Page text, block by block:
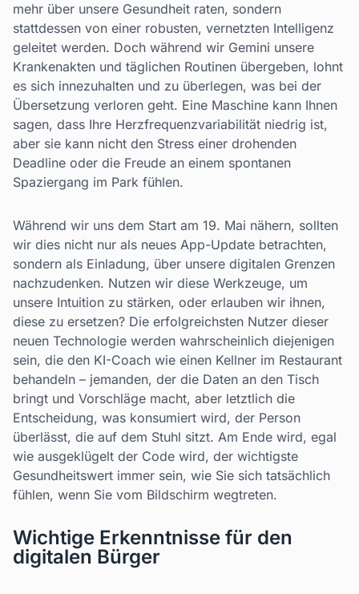
mehr über unsere Gesundheit raten, sondern
stattdessen von einer robusten, vernetzten Intelligenz
geleitet werden. Doch während wir Gemini unsere
Krankenakten und täglichen Routinen übergeben, lohnt
es sich innezuhalten und zu überlegen, was bei der
Übersetzung verloren geht. Eine Maschine kann Ihnen
sagen, dass Ihre Herzfrequenzvariabilität niedrig ist,
aber sie kann nicht den Stress einer drohenden
Deadline oder die Freude an einem spontanen
Spaziergang im Park fühlen.
Während wir uns dem Start am 19. Mai nähern, sollten
wir dies nicht nur als neues App-Update betrachten,
sondern als Einladung, über unsere digitalen Grenzen
nachzudenken. Nutzen wir diese Werkzeuge, um
unsere Intuition zu stärken, oder erlauben wir ihnen,
diese zu ersetzen? Die erfolgreichsten Nutzer dieser
neuen Technologie werden wahrscheinlich diejenigen
sein, die den KI-Coach wie einen Kellner im Restaurant
behandeln – jemanden, der die Daten an den Tisch
bringt und Vorschläge macht, aber letztlich die
Entscheidung, was konsumiert wird, der Person
überlässt, die auf dem Stuhl sitzt. Am Ende wird, egal
wie ausgeklügelt der Code wird, der wichtigste
Gesundheitswert immer sein, wie Sie sich tatsächlich
fühlen, wenn Sie vom Bildschirm wegtreten.
Wichtige Erkenntnisse für den
digitalen Bürger